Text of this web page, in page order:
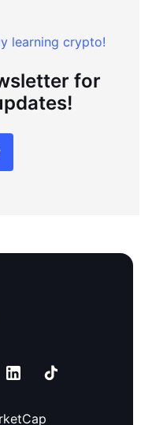
learning crypto!
for